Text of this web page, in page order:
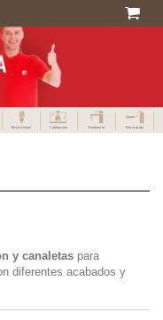
Electricidad Calefacción Fontanería Decoración
y canaletas para
diferentes acabados y